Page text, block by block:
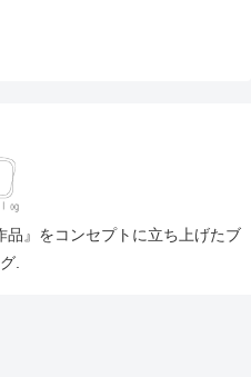
』をコンセプトに立ち上げたブ
.